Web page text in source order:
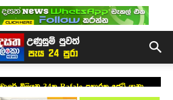
බිලියන 34ක Rafale ප්‍රහාරක ජෙට් යානා